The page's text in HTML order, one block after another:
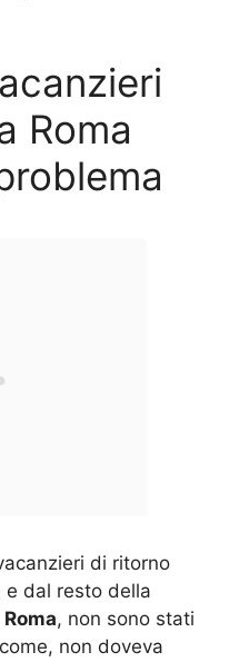
Roma
di ritorno
e dal resto della
Roma, non sono stati
non doveva